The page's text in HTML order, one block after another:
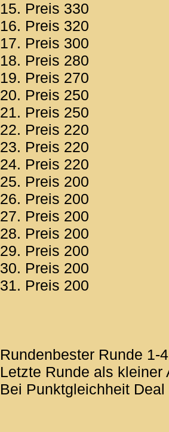
15. Preis 330
16. Preis 320
17. Preis 300
18. Preis 280
19. Preis 270
20. Preis 250
21. Preis 250
22. Preis 220
23. Preis 220
24. Preis 220
25. Preis 200
26. Preis 200
27. Preis 200
28. Preis 200
29. Preis 200
30. Preis 200
31. Preis 200
Rundenbester Runde 1-
Letzte Runde als kleiner
Bei Punktgleichheit Deal